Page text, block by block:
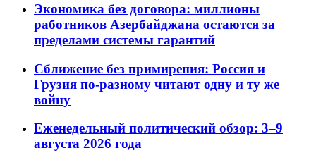
Экономика без договора: миллионы
работников Азербайджана остаются за
пределами системы гарантий
Сближение без примирения: Россия и
Грузия по-разному читают одну и ту же
войну
Еженедельный политический обзор: 3–9
августа 2026 года